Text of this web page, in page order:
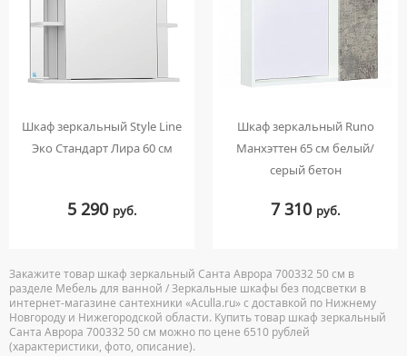
Шкаф зеркальный Style Line
Эко Стандарт Лира 60 см
5 290 руб.
Шкаф зеркальный Runo
Манхэттен 65 см белый/
серый бетон
7 310 руб.
Закажите товар шкаф зеркальный Санта Аврора 700332 50 см в
разделе Мебель для ванной / Зеркальные шкафы без подсветки в
интернет-магазине сантехники «Aculla.ru» с доставкой по Нижнему
Новгороду и Нижегородской области. Купить товар шкаф зеркальный
Санта Аврора 700332 50 см можно по цене 6510 рублей
(характеристики, фото, описание).